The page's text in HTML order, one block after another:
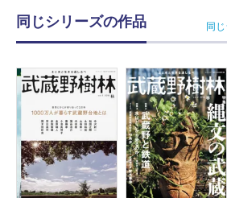
同じシリーズの作品 同